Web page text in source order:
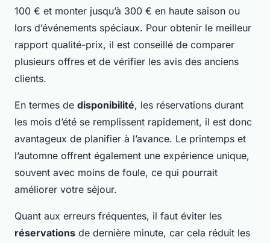
100 € et monter jusqu’à 300 € en haute saison ou
lors d’événements spéciaux. Pour obtenir le meilleur
rapport qualité-prix, il est conseillé de comparer
plusieurs offres et de vérifier les avis des anciens
clients.
En termes de disponibilité, les réservations durant
les mois d’été se remplissent rapidement, il est donc
avantageux de planifier à l’avance. Le printemps et
l’automne offrent également une expérience unique,
souvent avec moins de foule, ce qui pourrait
améliorer votre séjour.
Quant aux erreurs fréquentes, il faut éviter les
réservations de dernière minute, car cela réduit les